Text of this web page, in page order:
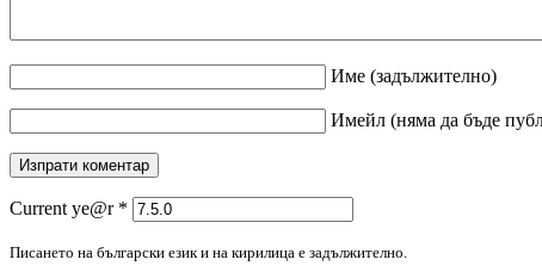
Име (задължително)
Имейл (няма да бъде
Current ye@r *
Писането на български език и на кирилица е задължително.